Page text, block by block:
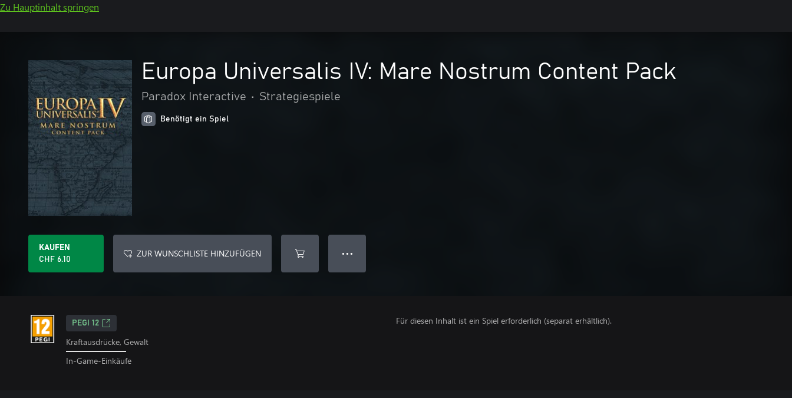
Zu Hauptinhalt springen
Europa Universalis IV: Mare Nostrum Content Pack
Paradox Interactive • Strategiespiele
Benötigt ein Spiel
KAUFEN
CHF 6.10
ZUR WUNSCHLISTE HINZUFÜGEN ● ● ●
PEGI 12
Kraftausdrücke, Gewalt
In-Game-Einkäufe
Für diesen Inhalt ist ein Spiel erforderlich (separat erhältlich).